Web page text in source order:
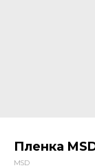
Пленка
MSD